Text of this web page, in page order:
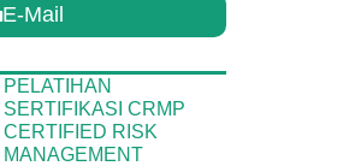
E-Mail
PELATIHAN
SERTIFIKASI CRMP
CERTIFIED RISK
MANAGEMENT